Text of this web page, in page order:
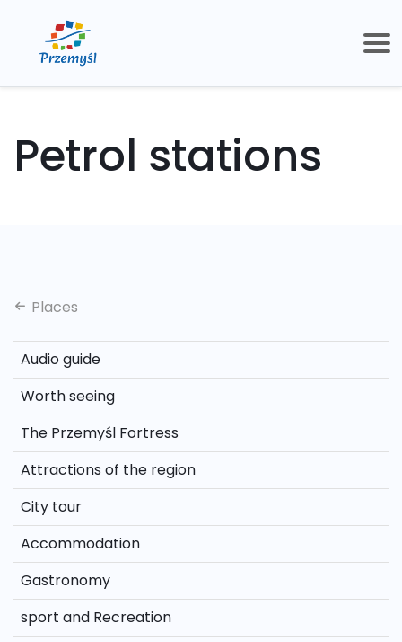
Petrol stations
Places
Audio guide
Worth seeing
The Przemyśl Fortress
Attractions of the region
City tour
Accommodation
Gastronomy
sport and Recreation